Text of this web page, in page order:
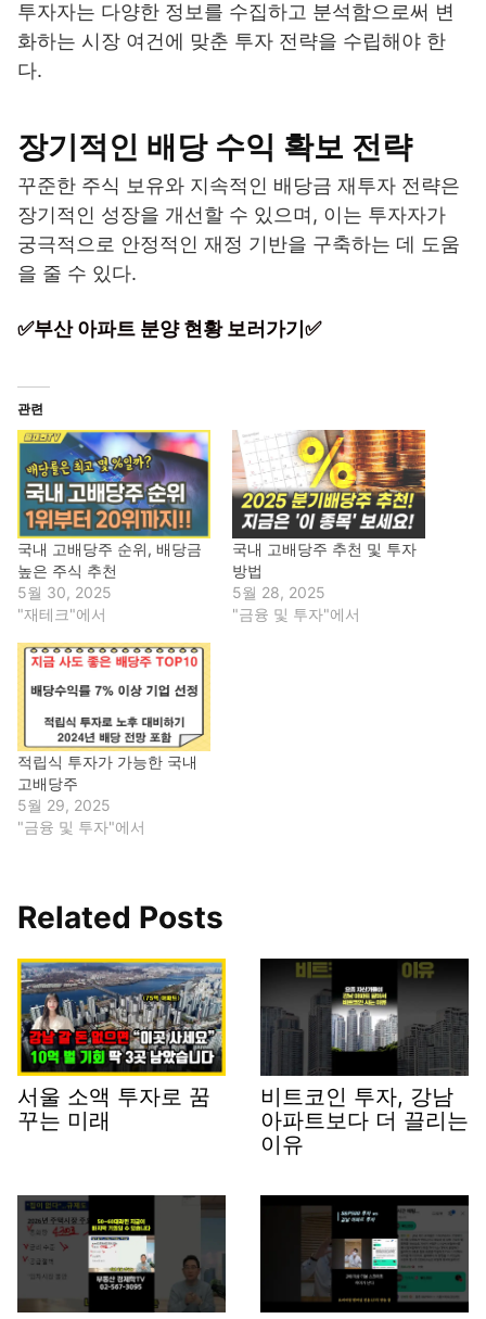
투자자는 다양한 정보를 수집하고 분석함으로써 변
화하는 시장 여건에 맞춘 투자 전략을 수립해야 한
다.
장기적인 배당 수익 확보 전략
꾸준한 주식 보유와 지속적인 배당금 재투자 전략은
장기적인 성장을 개선할 수 있으며, 이는 투자자가
궁극적으로 안정적인 재정 기반을 구축하는 데 도움
을 줄 수 있다.
✅부산 아파트 분양 현황 보러가기✅
관련
국내 고배당주 순위, 배당금
높은 주식 추천
5월 30, 2025
"재테크"에서
국내 고배당주 추천 및 투자
방법
5월 28, 2025
"금융 및 투자"에서
적립식 투자가 가능한 국내
고배당주
5월 29, 2025
"금융 및 투자"에서
Related Posts
서울 소액 투자로 꿈
꾸는 미래
비트코인 투자, 강남
아파트보다 더 끌리는
이유